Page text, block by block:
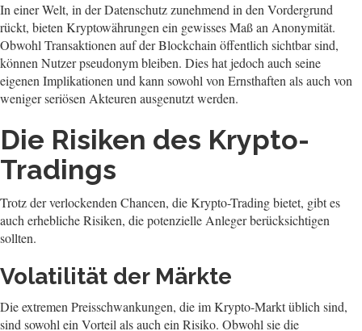
In einer Welt, in der Datenschutz zunehmend in den Vordergrund
rückt, bieten Kryptowährungen ein gewisses Maß an Anonymität.
Obwohl Transaktionen auf der Blockchain öffentlich sichtbar sind,
können Nutzer pseudonym bleiben. Dies hat jedoch auch seine
eigenen Implikationen und kann sowohl von Ernsthaften als auch von
weniger seriösen Akteuren ausgenutzt werden.
Die Risiken des Krypto-
Tradings
Trotz der verlockenden Chancen, die Krypto-Trading bietet, gibt es
auch erhebliche Risiken, die potenzielle Anleger berücksichtigen
sollten.
Volatilität der Märkte
Die extremen Preisschwankungen, die im Krypto-Markt üblich sind,
sind sowohl ein Vorteil als auch ein Risiko. Obwohl sie die